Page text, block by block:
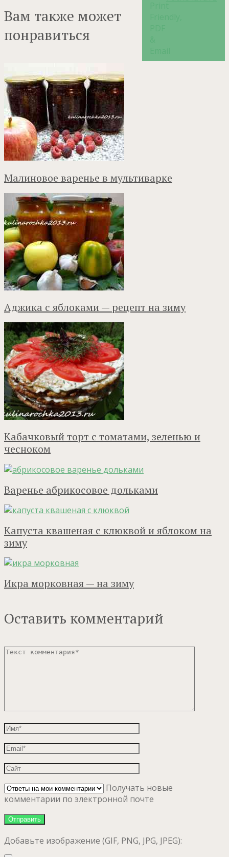
Вам также может
понравиться
Малиновое варенье в мультиварке
Аджика с яблоками — рецепт на зиму
Кабачковый торт с томатами, зеленью и
чесноком
Варенье абрикосовое дольками
Капуста квашеная с клюквой и яблоком на
зиму
Икра морковная — на зиму
Оставить комментарий
Получать новые
комментарии по электронной почте
Добавьте изображение (GIF, PNG, JPG, JPEG):